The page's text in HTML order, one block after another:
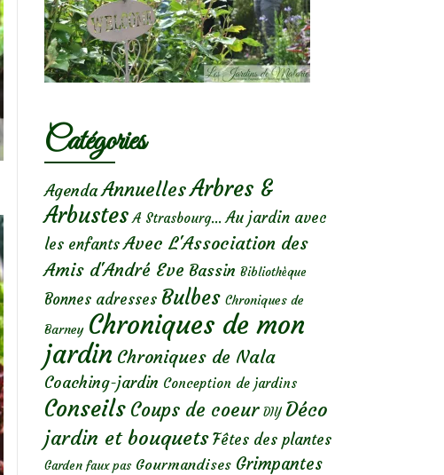
Catégories
Agenda AnnuellesArbres &
Arbustes A Strasbourg... Au jardin avec
les enfants Avec L'Association des
Amis d'André Eve Bassin Bibliothèque
Bonnes adresses Bulbes Chroniques de
Barney Chroniques de mon
jardin Chroniques de Nala
Coaching-jardin Conception de jardins
Conseils Coups de coeur DIY Déco
jardin et bouquets Fêtes des plantes
Garden faux pas Gourmandises Grimpantes